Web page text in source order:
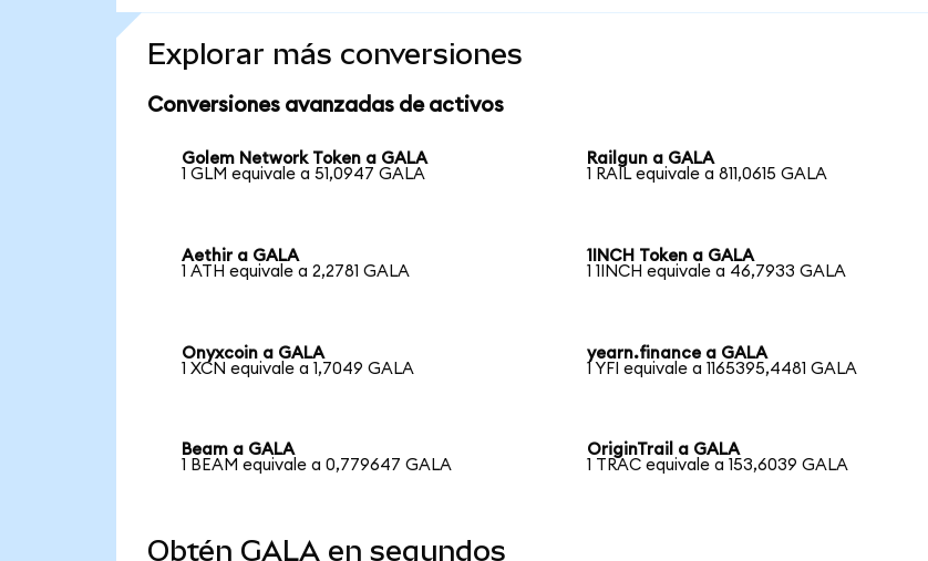
Explorar más conversiones
Conversiones avanzadas de activos
Golem Network Token a GALA
1 GLM equivale a 51,0947 GALA
Railgun a GALA
1 RAIL equivale a 811,0615 GALA
Aethir a GALA
1 ATH equivale a 2,2781 GALA
1INCH Token a GALA
1 1INCH equivale a 46,7933 GALA
Onyxcoin a GALA
1 XCN equivale a 1,7049 GALA
yearn.finance a GALA
1 YFI equivale a 1165395,4481 GALA
Beam a GALA
1 BEAM equivale a 0,779647 GALA
OriginTrail a GALA
1 TRAC equivale a 153,6039 GALA
Obtén GALA en segundos